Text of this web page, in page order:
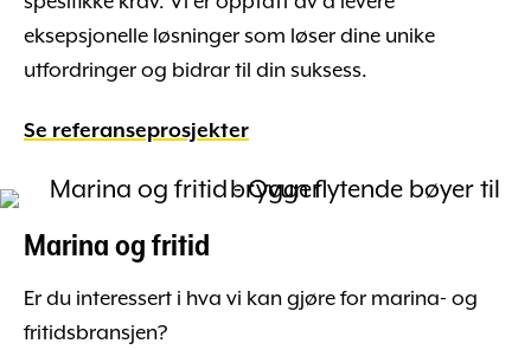
eksepsjonelle løsninger som løser dine unike
utfordringer og bidrar til din suksess.
Se referanseprosjekter
Marina og fritid
Er du interessert i hva vi kan gjøre for marina- og
fritidsbransjen?